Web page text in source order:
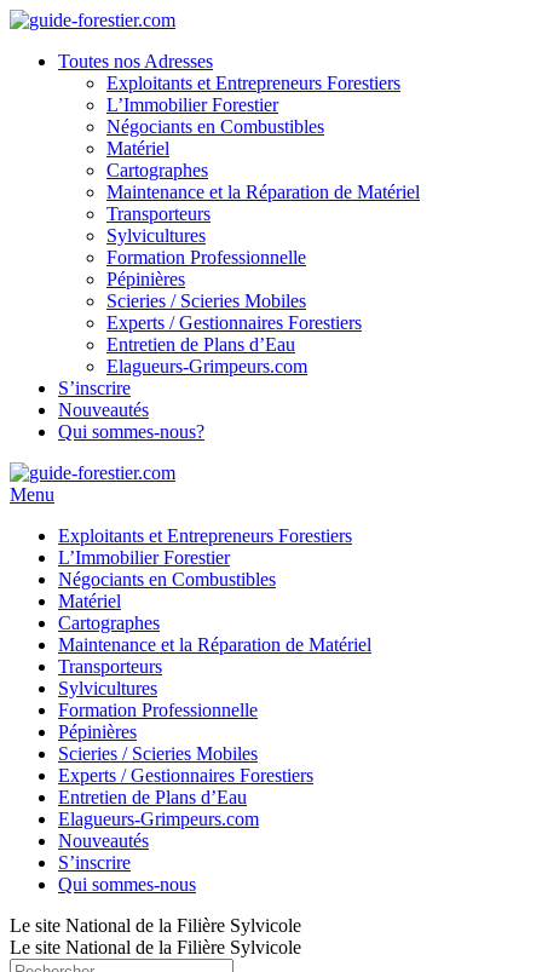
Toutes nos Adresses
Exploitants et Entrepreneurs Forestiers
L’Immobilier Forestier
Négociants en Combustibles
Matériel
Cartographes
Maintenance et la Réparation de Matériel
Transporteurs
Sylvicultures
Formation Professionnelle
Pépinières
Scieries / Scieries Mobiles
Experts / Gestionnaires Forestiers
Entretien de Plans d’Eau
Elagueurs-Grimpeurs.com
S’inscrire
Nouveautés
Qui sommes-nous?
Menu
Exploitants et Entrepreneurs Forestiers
L’Immobilier Forestier
Négociants en Combustibles
Matériel
Cartographes
Maintenance et la Réparation de Matériel
Transporteurs
Sylvicultures
Formation Professionnelle
Pépinières
Scieries / Scieries Mobiles
Experts / Gestionnaires Forestiers
Entretien de Plans d’Eau
Elagueurs-Grimpeurs.com
Nouveautés
S’inscrire
Qui sommes-nous
Le site National de la Filière Sylvicole
Le site National de la Filière Sylvicole